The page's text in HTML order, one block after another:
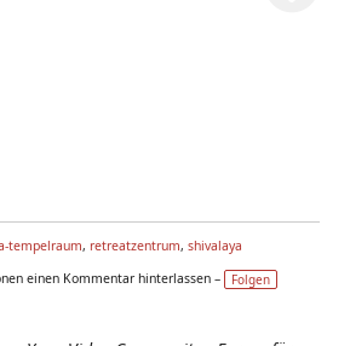
tempelraum, retreatzentrum, shivalaya
einen Kommentar hinterlassen –
Folgen